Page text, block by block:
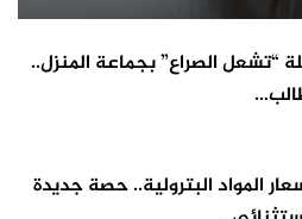
“تشعل الصراع” بجماعة المنزل..
المواد البترولية.. حصة جديدة